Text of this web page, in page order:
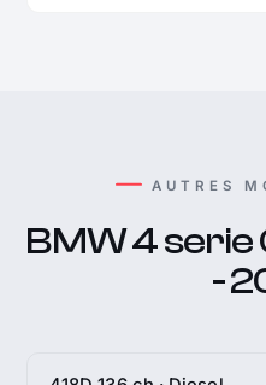
AUTRES
BMW 4 serie
-